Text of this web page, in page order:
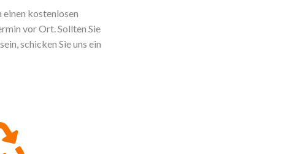
kostenlosen
vor Ort. Sollten Sie
schicken Sie uns ein